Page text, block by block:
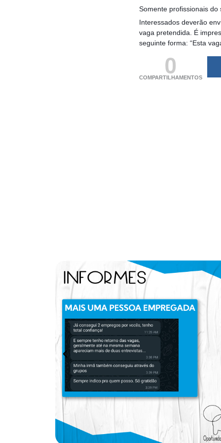
Somente profissionais do
Interessados deverão
vaga pretendida. É
seguinte forma: “Esta
0
COMPARTILHAMENTOS